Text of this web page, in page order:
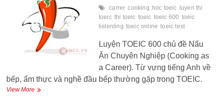
carrer cooking hoc toeic
luyen thi
toeic thi toeic toeic toeic 600 toeic
listenling toeic online toeic test
Luyện TOEIC 600 chủ đề Nấu
Ăn Chuyên Nghiệp (Cooking as
a Career). Từ vựng tiếng Anh về
bếp, ẩm thực và nghề đầu bếp thường gặp trong TOEIC.
View MoreTOEIC